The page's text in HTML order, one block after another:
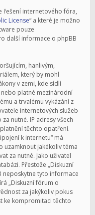
řešení internetového fóra,
License“ a které je možno
pouze
další informace o phpBB
hanlivým,
který by mohl
v zemi, kde sídlí
platné mezinárodní
a trvalému vykázání z
internetových služeb
nutné. IP adresy všech
těchto opatření.
k internetu“ má
uzamknout jakékoliv téma
za nutné. Jako uživatel
Přestože „Diskuzní
neposkytne tyto informace
„Diskuzní fórum o
za jakýkoliv pokus
ke kompromitaci těchto